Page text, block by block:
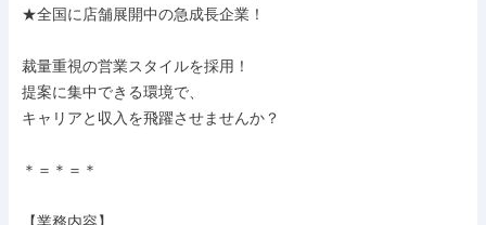
★全国に店舗展開中の急成長企業！
裁量重視の営業スタイルを採用！
提案に集中できる環境で、
キャリアと収入を飛躍させませんか？
＊＝＊＝＊